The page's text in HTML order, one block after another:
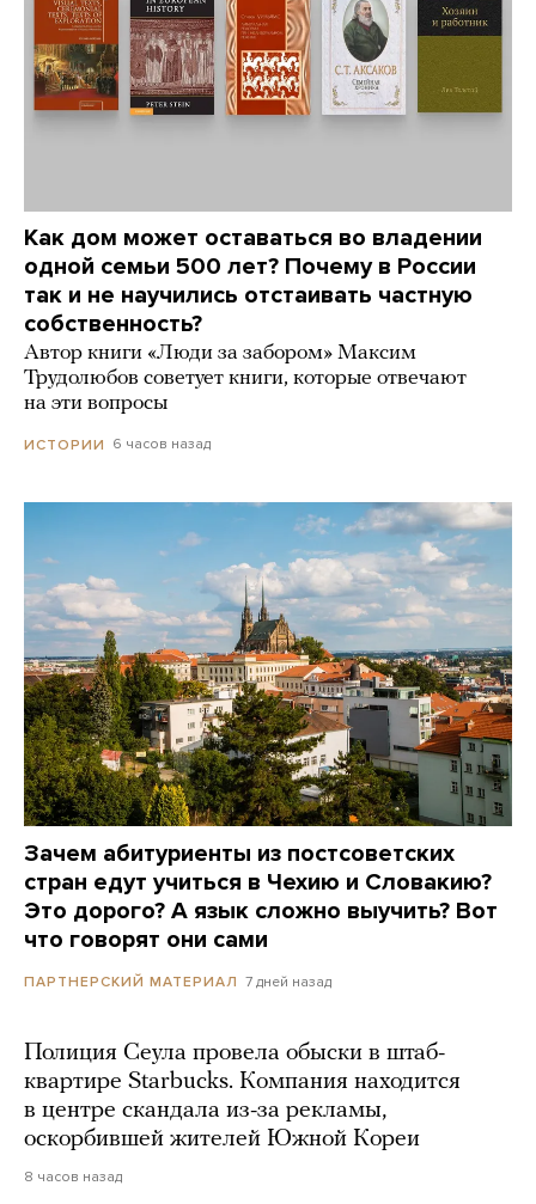
Как дом может оставаться во владении
одной семьи 500 лет? Почему в России
так и не научились отстаивать частную
собственность?
Автор книги «Люди за забором» Максим
Трудолюбов советует книги, которые отвечают
на эти вопросы
ИСТОРИИ 6 часов назад
Зачем абитуриенты из постсоветских
стран едут учиться в Чехию и Словакию?
Это дорого? А язык сложно выучить? Вот
что говорят они сами
ПАРТНЕРСКИЙ МАТЕРИАЛ 7 дней назад
Полиция Сеула провела обыски в штаб-
квартире Starbucks. Компания находится
в центре скандала из-за рекламы,
оскорбившей жителей Южной Кореи
8 часов назад